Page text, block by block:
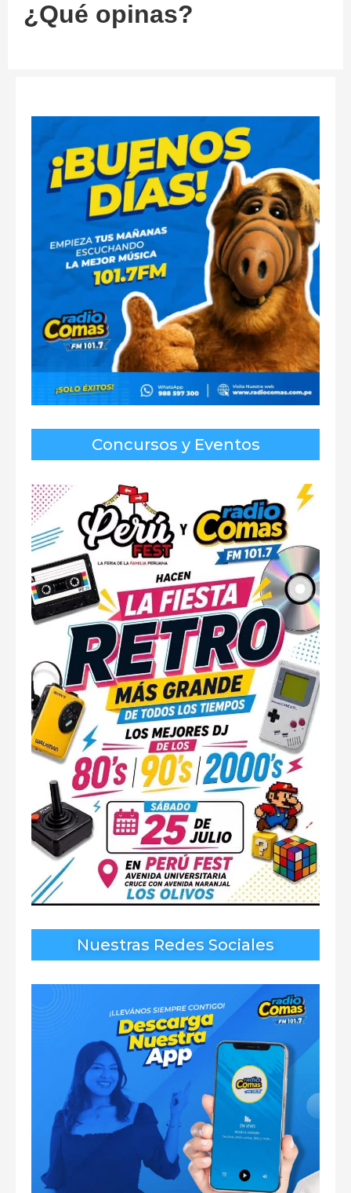
¿Qué opinas?
Concursos y Eventos
Nuestras Redes Sociales